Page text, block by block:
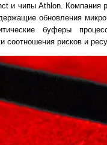
и чипы Athlon. Компания
обновления
буферы
рисков и